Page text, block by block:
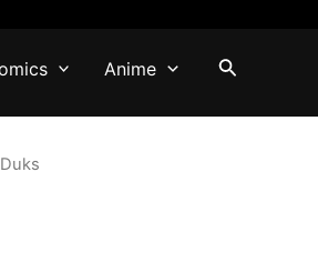
Anime Pretraga